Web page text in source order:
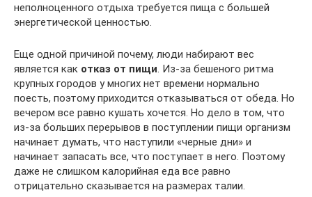
неполноценного отдыха требуется пища с большей
энергетической ценностью.
Еще одной причиной почему, люди набирают вес
является как отказ от пищи . Из-за бешеного ритма
крупных городов у многих нет времени нормально
поесть, поэтому приходится отказываться от обеда. Но
вечером все равно кушать хочется. Но дело в том, что
из-за больших перерывов в поступлении пищи организм
начинает думать, что наступили «черные дни» и
начинает запасать все, что поступает в него. Поэтому
даже не слишком калорийная еда все равно
отрицательно сказывается на размерах талии.